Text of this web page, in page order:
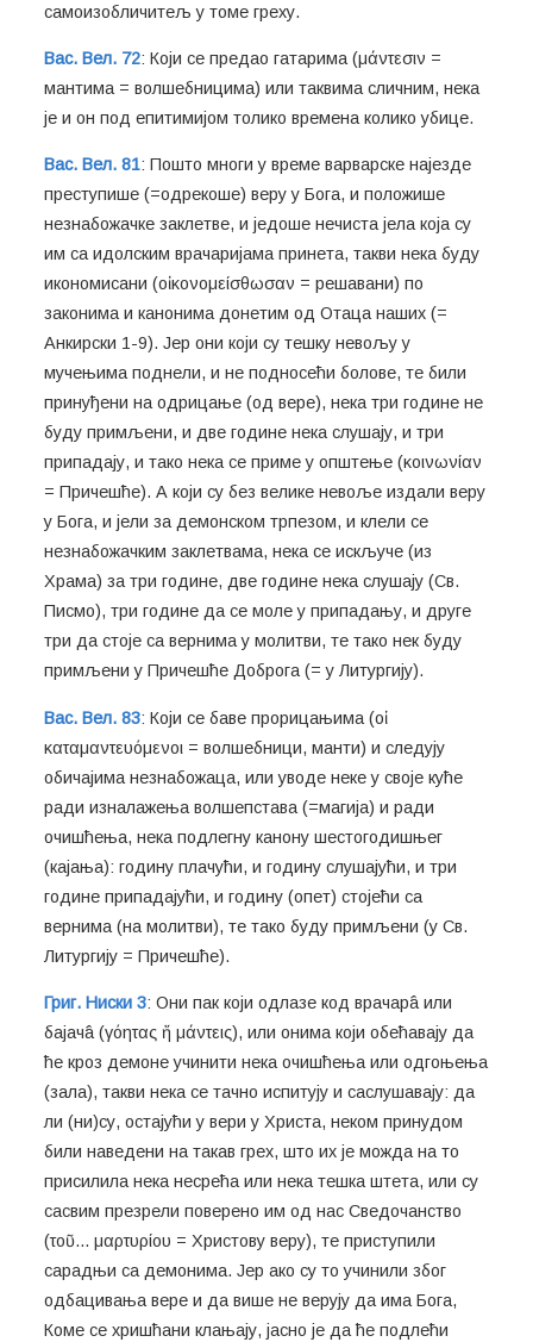
самоизобличитељ у томе греху.
Вас. Вел. 72: Који се предао гатарима (μάντεσιν =
мантима = волшебницима) или таквима сличним, нека
је и он под епитимијом толико времена колико убице.
Вас. Вел. 81: Пошто многи у време варварске најезде
преступише (=одрекоше) веру у Бога, и положише
незнабожачке заклетве, и једоше нечиста јела која су
им са идолским врачаријама принета, такви нека буду
икономисани (οἰκονομείσθωσαν = решавани) по
законима и канонима донетим од Отаца наших (=
Анкирски 1-9). Јер они који су тешку невољу у
мучењима поднели, и не подносећи болове, те били
принуђени на одрицање (од вере), нека три године не
буду примљени, и две године нека слушају, и три
припадају, и тако нека се приме у општење (κοινωνίαν
= Причешће). А који су без велике невоље издали веру
у Бога, и јели за демонском трпезом, и клели се
незнабожачким заклетвама, нека се искључе (из
Храма) за три године, две године нека слушају (Св.
Писмо), три године да се моле у припадању, и друге
три да стоје са вернима у молитви, те тако нек буду
примљени у Причешће Доброга (= у Литургију).
Вас. Вел. 83: Који се баве прорицањима (οἱ
καταμαντευόμενοι = волшебници, манти) и следују
обичајима незнабожаца, или уводе неке у своје куће
ради изналажења волшепстава (=магија) и ради
очишћења, нека подлегну канону шестогодишњег
(кајања): годину плачући, и годину слушајући, и три
године припадајући, и годину (опет) стојећи са
вернима (на молитви), те тако буду примљени (у Св.
Литургију = Причешће).
Григ. Ниски 3: Они пак који одлазе код врачарâ или
бајачâ (γόητας ἤ μάντεις), или онима који обећавају да
ће кроз демоне учинити нека очишћења или одгоњења
(зала), такви нека се тачно испитују и саслушавају: да
ли (ни)су, остајући у вери у Христа, неком принудом
били наведени на такав грех, што их је можда на то
присилила нека несрећа или нека тешка штета, или су
сасвим презрели поверено им од нас Сведочанство
(τοῦ... μαρτυρίου = Христову веру), те приступили
сарадњи са демонима. Јер ако су то учинили због
одбацивања вере и да више не верују да има Бога,
Коме се хришћани клањају, јасно је да ће подлећи